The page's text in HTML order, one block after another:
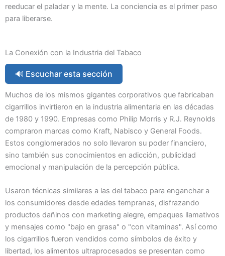
reeducar el paladar y la mente. La conciencia es el primer paso
para liberarse.
La Conexión con la Industria del Tabaco
🔊 Escuchar esta sección
Muchos de los mismos gigantes corporativos que fabricaban
cigarrillos invirtieron en la industria alimentaria en las décadas
de 1980 y 1990. Empresas como Philip Morris y R.J. Reynolds
compraron marcas como Kraft, Nabisco y General Foods.
Estos conglomerados no solo llevaron su poder financiero,
sino también sus conocimientos en adicción, publicidad
emocional y manipulación de la percepción pública.
Usaron técnicas similares a las del tabaco para enganchar a
los consumidores desde edades tempranas, disfrazando
productos dañinos con marketing alegre, empaques llamativos
y mensajes como "bajo en grasa" o "con vitaminas". Así como
los cigarrillos fueron vendidos como símbolos de éxito y
libertad, los alimentos ultraprocesados se presentan como